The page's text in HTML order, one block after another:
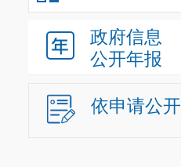
政府信息
公开年报
依申请公开